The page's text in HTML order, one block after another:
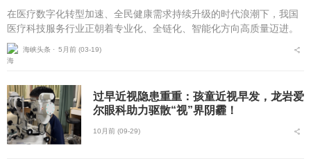
在医疗数字化转型加速、全民健康需求持续升级的时代浪潮下，我国
医疗科技服务行业正朝着专业化、全链化、智能化方向高质量迈进。
自2016年5月成立以来，北京康飞丹士科技发展有限公司深耕医疗科
技服务近十载，以...
海峡头条 ⋅ 5月前 (03-19)
过早近视隐患重重：孩童近视早发，龙岩爱
尔眼科助力驱散“视”界阴霾！
10月前 (09-29)